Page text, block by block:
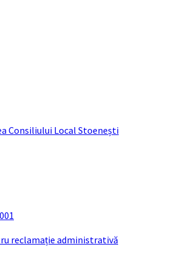
Consiliului Local Stoenești
reclamație administrativă